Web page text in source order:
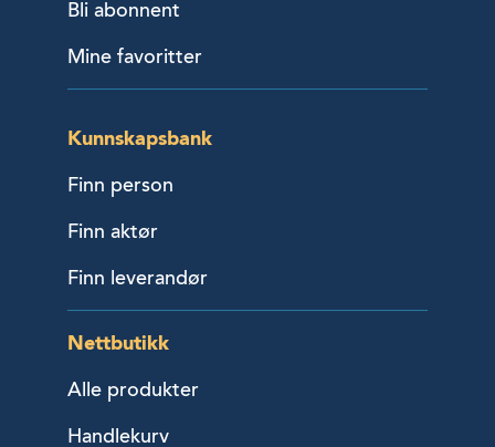
Bli abonnent
Mine favoritter
Kunnskapsbank
Finn person
Finn aktør
Finn leverandør
Nettbutikk
Alle produkter
Handlekurv